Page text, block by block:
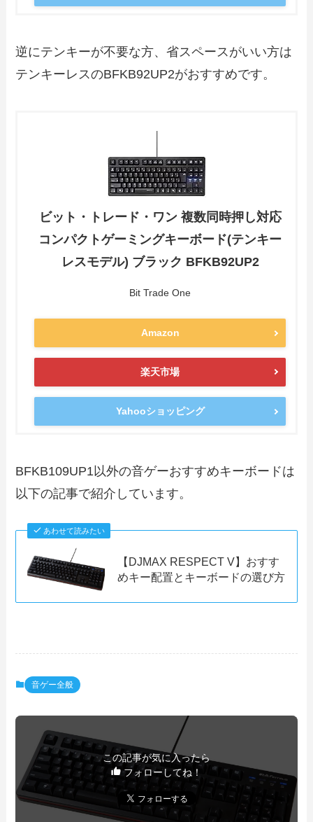
逆にテンキーが不要な方、省スペースがいい方は
テンキーレスのBFKB92UP2がおすすめです。
ビット・トレード・ワン 複数同時押し対応
コンパクトゲーミングキーボード(テンキー
レスモデル) ブラック BFKB92UP2
Bit Trade One
Amazon
楽天市場
Yahooショッピング
BFKB109UP1以外の音ゲーおすすめキーボードは
以下の記事で紹介しています。
あわせて読みたい
【DJMAX RESPECT V】おすす
めキー配置とキーボードの選び方
音ゲー全般
この記事が気に入ったら
フォローしてね！